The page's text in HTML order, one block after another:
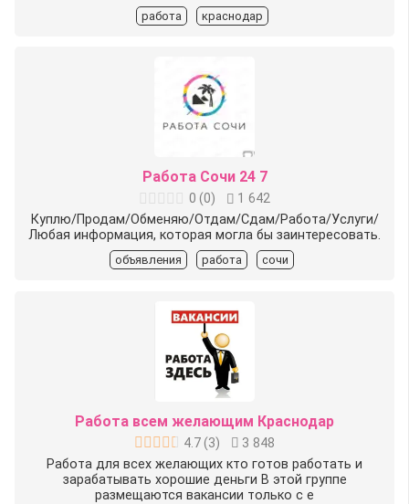
работа краснодар
Работа Сочи 24 7
0 (0)
1 642
Куплю/Продам/Обменяю/Отдам/Сдам/Работа/Услуги/
Любая информация, которая могла бы заинтересовать.
объявления работа сочи
Работа всем желающим Краснодар
4.7(3)
3 848
Работа для всех желающих кто готов работать и
зарабатывать хорошие деньги В этой группе
размещаются вакансии только с е